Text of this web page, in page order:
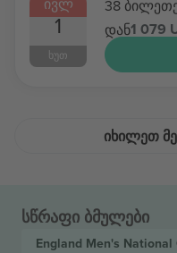
1
ᲮᲣᲗ
38
დან1 079
ᲘᲮᲘᲚᲔᲗ
სწრაფი ბმულები
England Men's National